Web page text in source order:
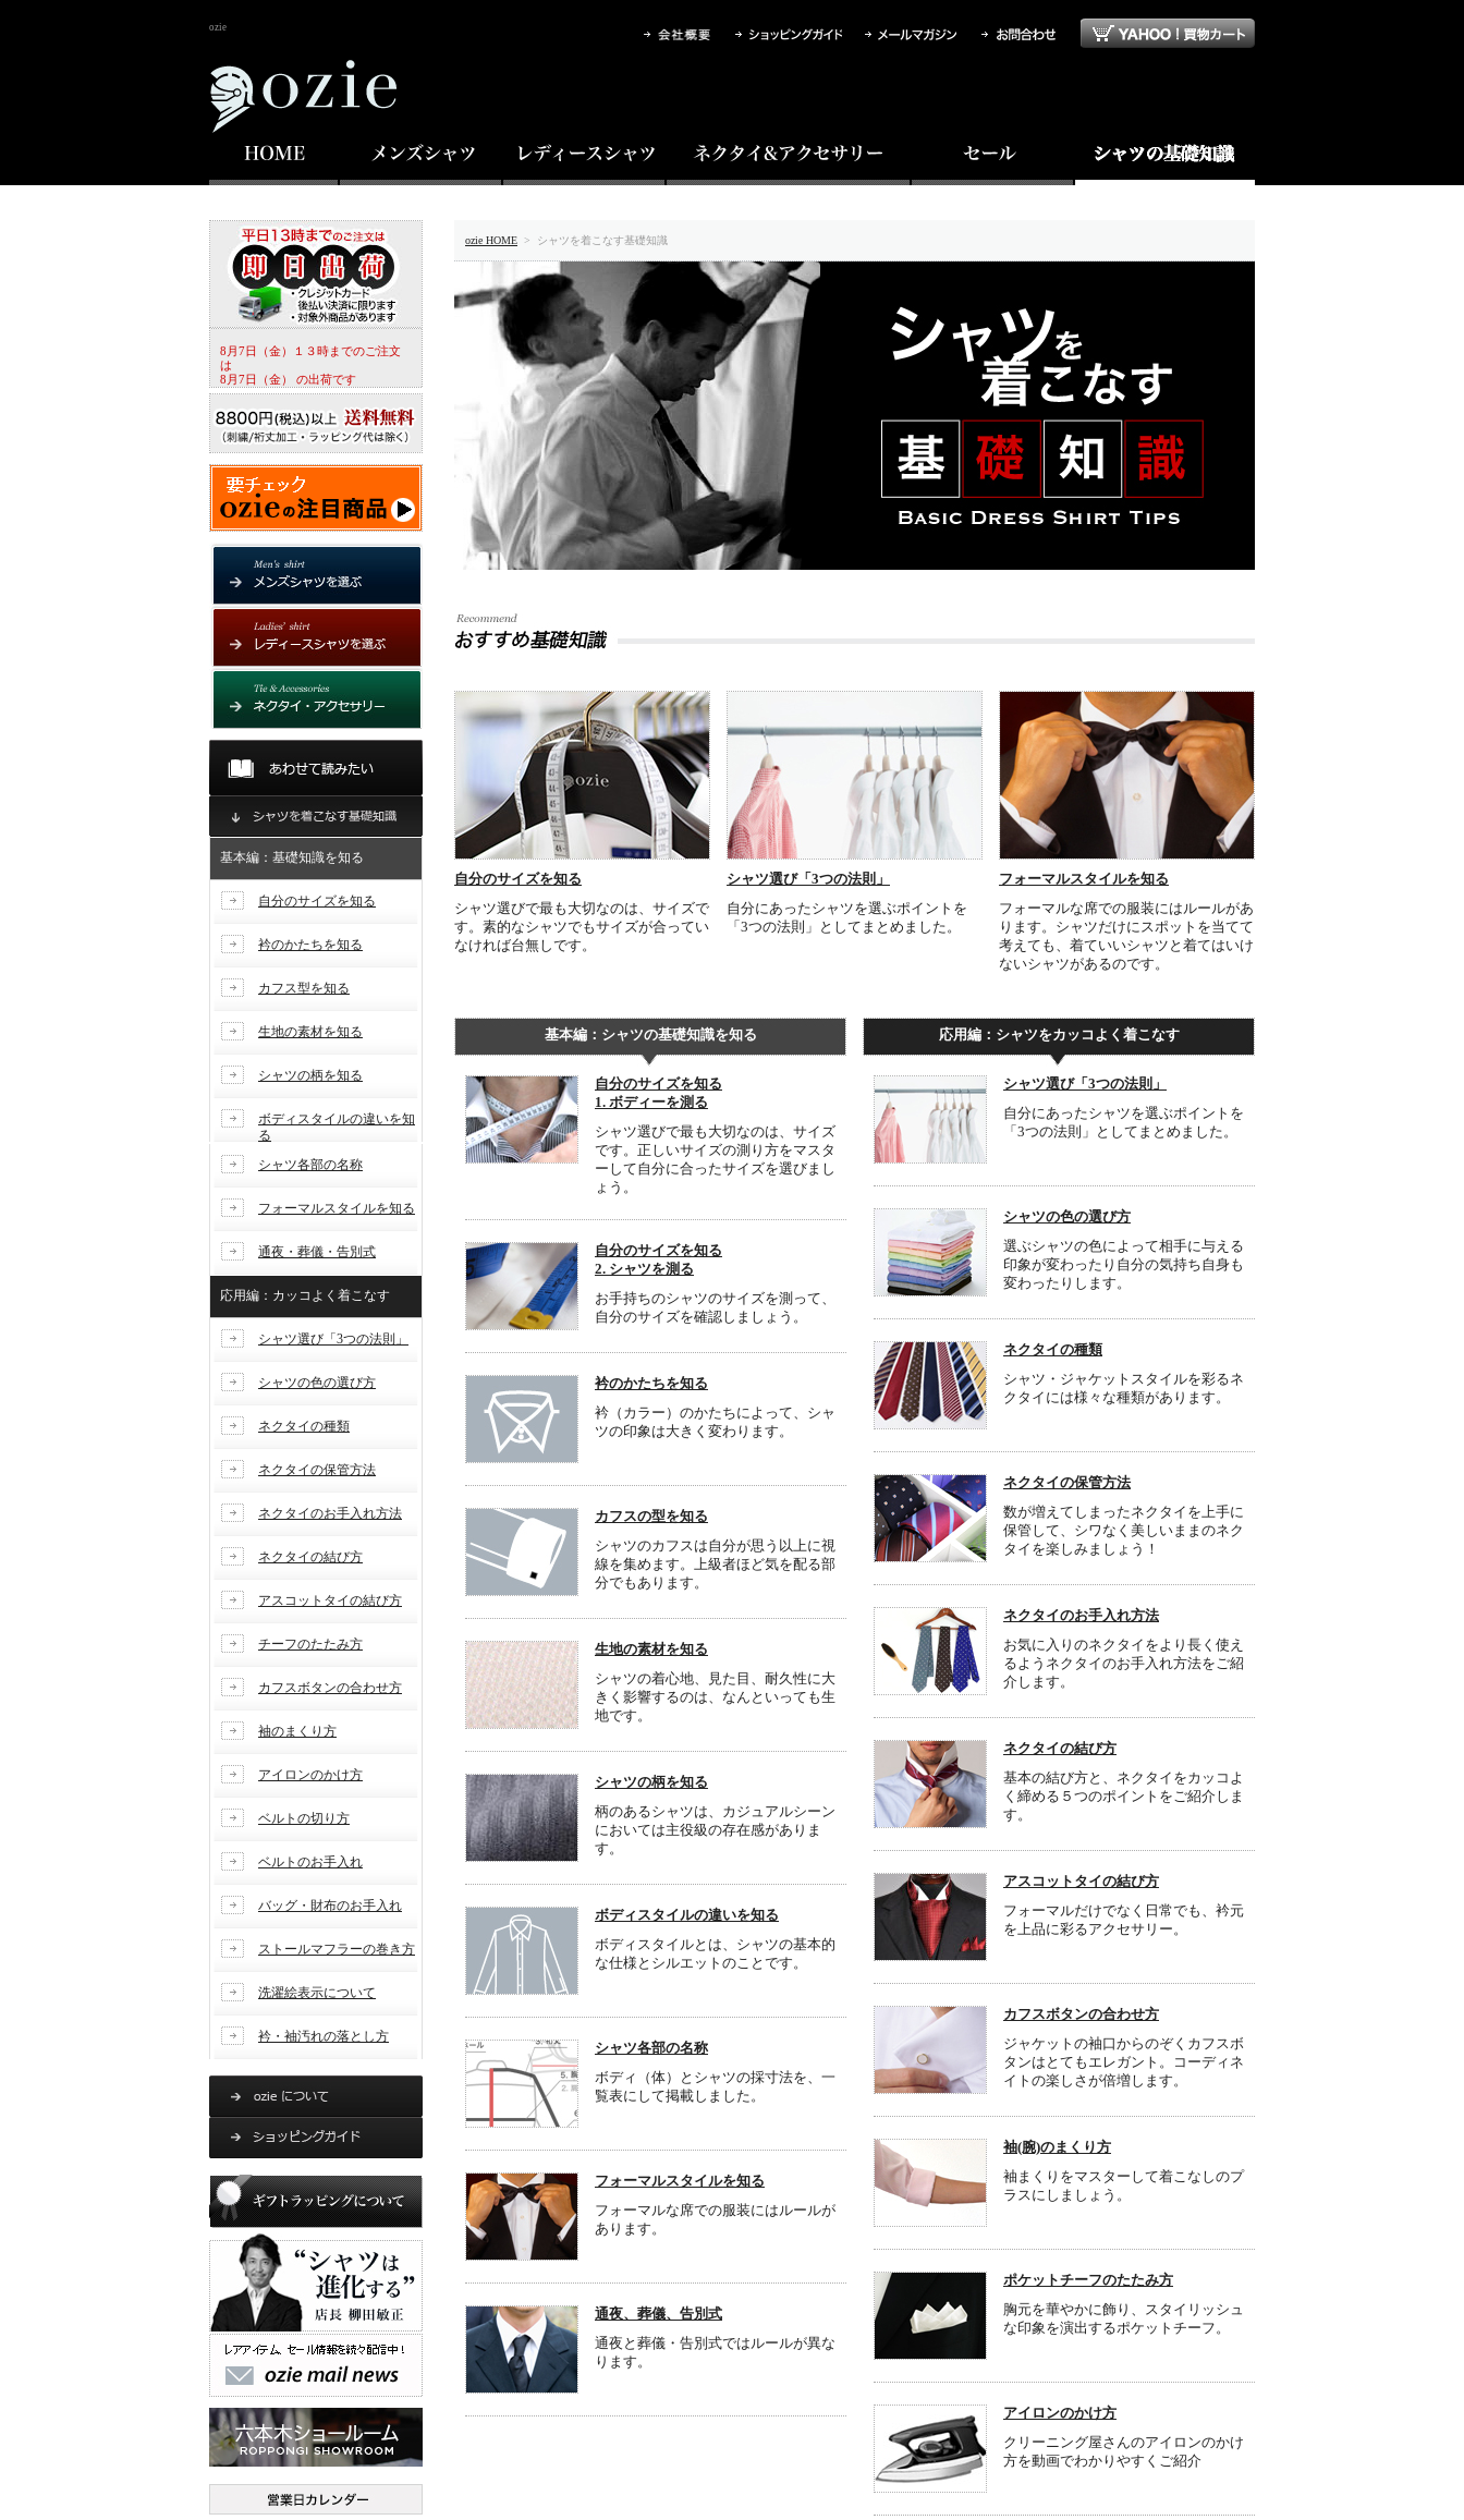
ozie
8月7日（金）１３時までのご注文
は
8月7日（金） の出荷です
基本編：基礎知識を知る
自分のサイズを知る
衿のかたちを知る
カフス型を知る
生地の素材を知る
シャツの柄を知る
ボディスタイルの違いを知
る
シャツ各部の名称
フォーマルスタイルを知る
通夜・葬儀・告別式
応用編：カッコよく着こなす
シャツ選び「3つの法則」
シャツの色の選び方
ネクタイの種類
ネクタイの保管方法
ネクタイのお手入れ方法
ネクタイの結び方
アスコットタイの結び方
チーフのたたみ方
カフスボタンの合わせ方
袖のまくり方
アイロンのかけ方
ベルトの切り方
ベルトのお手入れ
バッグ・財布のお手入れ
ストールマフラーの巻き方
洗濯絵表示について
衿・袖汚れの落とし方
ozie HOME > シャツを着こなす基礎知識
自分のサイズを知る
シャツ選びで最も大切なのは、サイズで
す。素的なシャツでもサイズが合ってい
なければ台無しです。
シャツ選び「3つの法則」
自分にあったシャツを選ぶポイントを
「3つの法則」としてまとめました。
フォーマルスタイルを知る
フォーマルな席での服装にはルールがあ
ります。シャツだけにスポットを当てて
考えても、着ていいシャツと着てはいけ
ないシャツがあるのです。
基本編：シャツの基礎知識を知る
自分のサイズを知る
1. ボディーを測る
シャツ選びで最も大切なのは、サイズ
です。正しいサイズの測り方をマスタ
ーして自分に合ったサイズを選びまし
ょう。
自分のサイズを知る
2. シャツを測る
お手持ちのシャツのサイズを測って、
自分のサイズを確認しましょう。
衿のかたちを知る
衿（カラー）のかたちによって、シャ
ツの印象は大きく変わります。
カフスの型を知る
シャツのカフスは自分が思う以上に視
線を集めます。上級者ほど気を配る部
分でもあります。
生地の素材を知る
シャツの着心地、見た目、耐久性に大
きく影響するのは、なんといっても生
地です。
シャツの柄を知る
柄のあるシャツは、カジュアルシーン
においては主役級の存在感がありま
す。
ボディスタイルの違いを知る
ボディスタイルとは、シャツの基本的
な仕様とシルエットのことです。
シャツ各部の名称
ボディ（体）とシャツの採寸法を、一
覧表にして掲載しました。
フォーマルスタイルを知る
フォーマルな席での服装にはルールが
あります。
通夜、葬儀、告別式
通夜と葬儀・告別式ではルールが異な
ります。
応用編：シャツをカッコよく着こなす
シャツ選び「3つの法則」
自分にあったシャツを選ぶポイントを
「3つの法則」としてまとめました。
シャツの色の選び方
選ぶシャツの色によって相手に与える
印象が変わったり自分の気持ち自身も
変わったりします。
ネクタイの種類
シャツ・ジャケットスタイルを彩るネ
クタイには様々な種類があります。
ネクタイの保管方法
数が増えてしまったネクタイを上手に
保管して、シワなく美しいままのネク
タイを楽しみましょう！
ネクタイのお手入れ方法
お気に入りのネクタイをより長く使え
るようネクタイのお手入れ方法をご紹
介します。
ネクタイの結び方
基本の結び方と、ネクタイをカッコよ
く締める５つのポイントをご紹介しま
す。
アスコットタイの結び方
フォーマルだけでなく日常でも、衿元
を上品に彩るアクセサリー。
カフスボタンの合わせ方
ジャケットの袖口からのぞくカフスボ
タンはとてもエレガント。コーディネ
イトの楽しさが倍増します。
袖(腕)のまくり方
袖まくりをマスターして着こなしのプ
ラスにしましょう。
ポケットチーフのたたみ方
胸元を華やかに飾り、スタイリッシュ
な印象を演出するポケットチーフ。
アイロンのかけ方
クリーニング屋さんのアイロンのかけ
方を動画でわかりやすくご紹介